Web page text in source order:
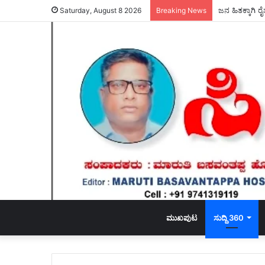
Saturday, August 8 2026 Breaking News ಜನ ಹಿತಕ್ಕಾಗಿ
ಮುಖಪುಟ ಸುದ್ದಿ 360